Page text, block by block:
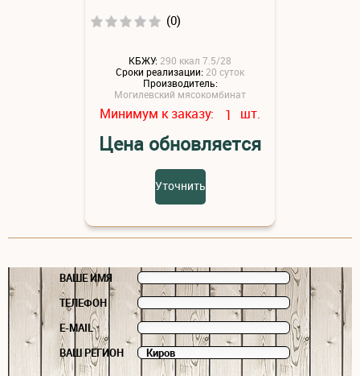
(0)
КБЖУ:290 ккал 7.5/28
Сроки реализации:20 суток
Производитель:
Могилевский мясокомбинат
Минимум к заказу: 1 шт.
Цена обновляется
Уточнить
ВАШЕ ИМЯ
ТЕЛЕФОН
E-MAIL
ВАШ РЕГИОН